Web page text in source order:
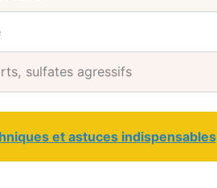
sulfates agressifs
et astuces indispensables